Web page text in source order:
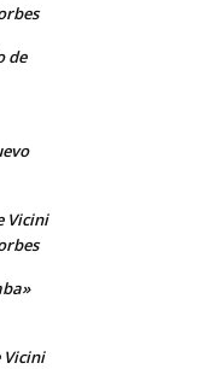
de
Vicini
Vicini